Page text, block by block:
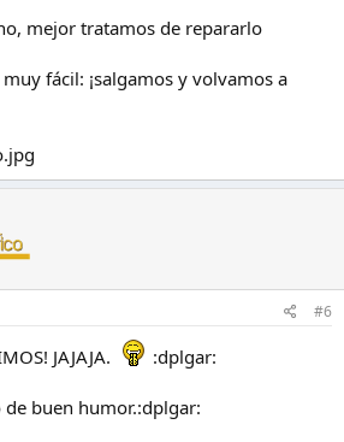
mejor tratamos de repararlo
fácil: ¡salgamos y volvamos a
#6
JAJAJA. :dplgar:
de buen humor.:dplgar: